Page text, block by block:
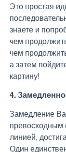
Это простая
знаете и
чем
чем
а затем
картину!
4.
Замедление
превосходным
линией,
Один